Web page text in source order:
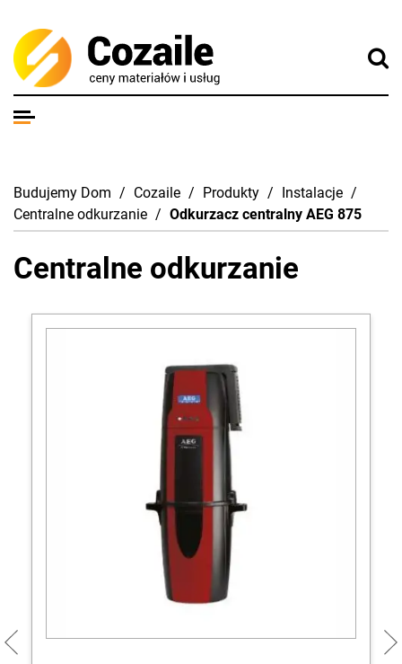
Budujemy Dom / Cozaile / Produkty / Instalacje /
Centralne odkurzanie / Odkurzacz centralny AEG 875
Centralne odkurzanie